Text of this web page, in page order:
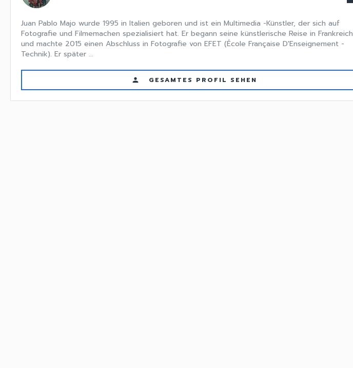
Juan Pablo Majo wurde 1995 in Italien geboren und ist ein Multimedia -Künstler, der sich auf
Fotografie und Filmemachen spezialisiert hat. Er begann seine künstlerische Reise in Frankreich
und machte 2015 einen Abschluss in Fotografie von EFET (École Française D'Enseignement -
Technik). Er später ...
person GESAMTES PROFIL SEHEN